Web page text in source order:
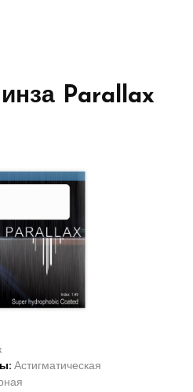
Parallax
Астигматическая